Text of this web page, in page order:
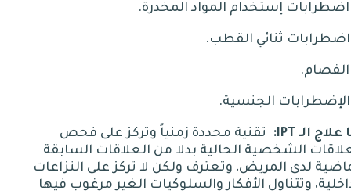
.
.
.
.
علاج الـIPT:
تقنية محددة زمنياً وتركز على فحص
الشخصية الحالية بدلا من العلاقات السابقة
لدى المريض، وتعترف ولكن لا تركز على النزاعات
وتتناول الأفكار والسلوكيات الغير مرغوب فيها